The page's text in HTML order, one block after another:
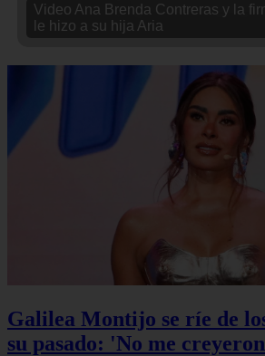
Video Ana Brenda Contreras y la
le hizo a su hija Aria
Galilea Montijo se ríe de
su pasado: 'No me